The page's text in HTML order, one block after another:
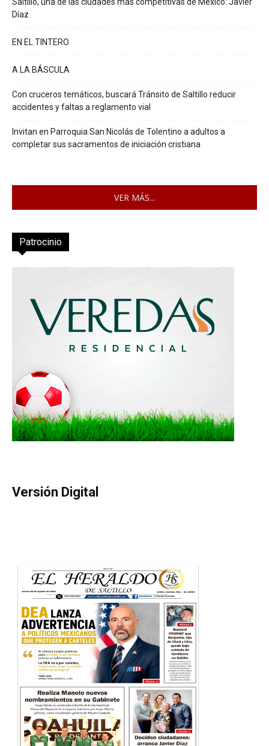
Díaz
EN EL TINTERO
A LA BÁSCULA
Con cruceros temáticos, buscará Tránsito de Saltillo reducir
accidentes y faltas a reglamento vial
Invitan en Parroquia San Nicolás de Tolentino a adultos a
completar sus sacramentos de iniciación cristiana
VER MÁS...
Patrocinio
Versión Digital